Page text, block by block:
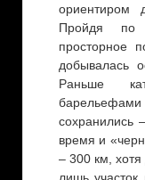
ориентиром
Пройдя
просторное
добывалась
Раньше
барельефами
сохранились
время и
– 300 км,
лишь